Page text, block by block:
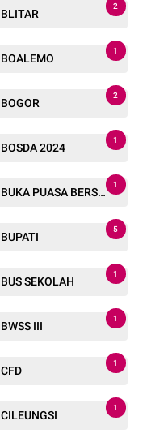
BLITAR
2
BOALEMO
1
BOGOR
2
BOSDA 2024
1
BUKA PUASA BERSAMA
1
BUPATI
5
BUS SEKOLAH
1
BWSS III
1
CFD
1
CILEUNGSI
1